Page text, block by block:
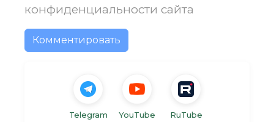
конфиденциальности сайта
Комментировать
Telegram YouTube RuTube